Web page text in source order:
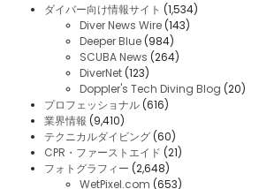
ダイバー向け情報サイト (1,534)
Diver News Wire (143)
Deeper Blue (984)
SCUBA News (264)
DiverNet (123)
Doppler's Tech Diving Blog (20)
プロフェッショナル (616)
業界情報 (9,410)
テクニカルダイビング (60)
CPR・ファーストエイド (21)
フォトグラフィー (2,648)
WetPixel.com (653)